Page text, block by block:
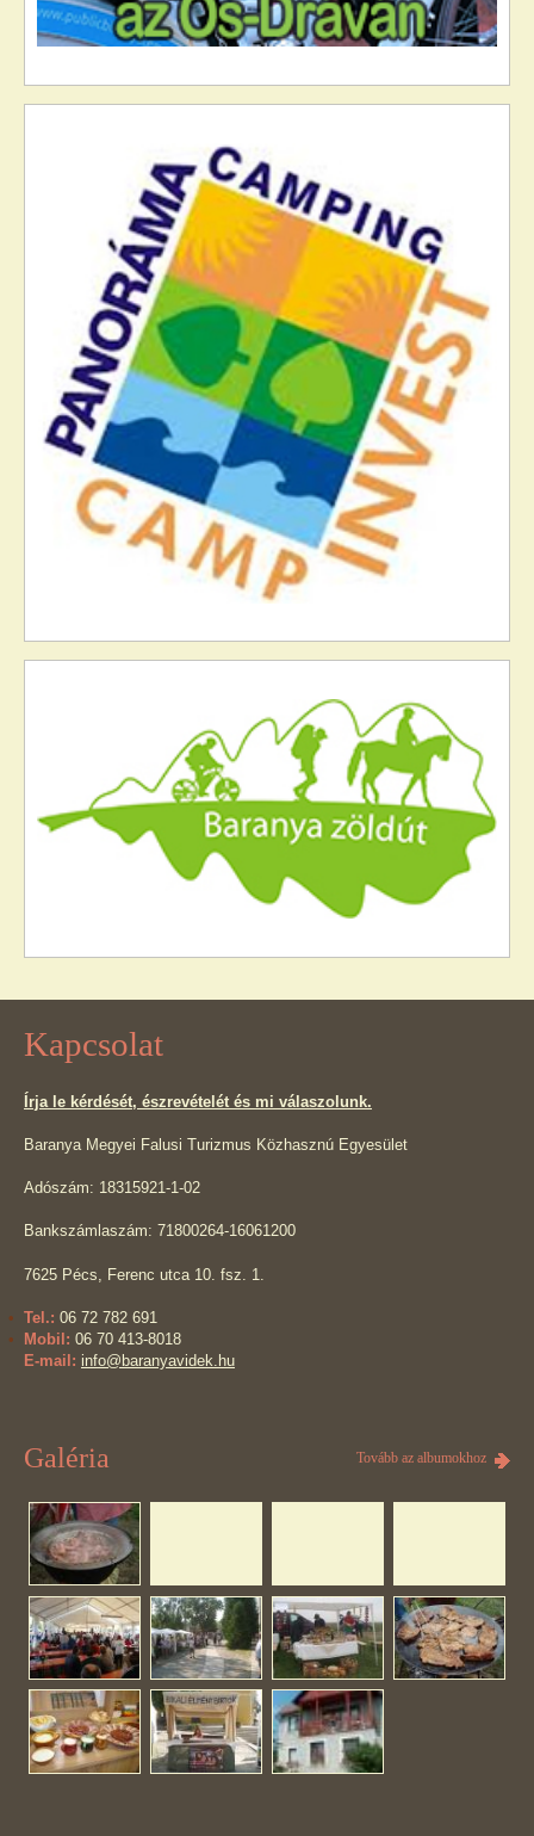
Kapcsolat
Írja le kérdését, észrevételét és mi válaszolunk.
Baranya Megyei Falusi Turizmus Közhasznú Egyesület
Adószám: 18315921-1-02
Bankszámlaszám: 71800264-16061200
7625 Pécs, Ferenc utca 10. fsz. 1.
Tel.: 06 72 782 691
Mobil: 06 70 413-8018
E-mail: info@baranyavidek.hu
Galéria Tovább az albumokhoz